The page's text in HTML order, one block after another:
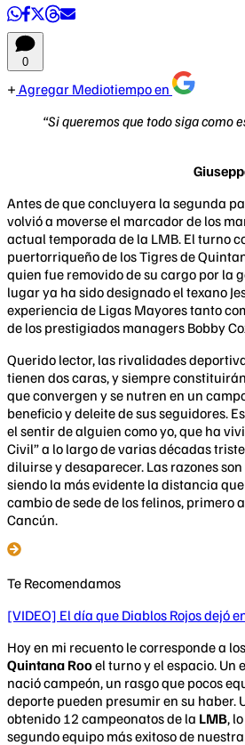
0
Agregar Mediotiempo en
“Si queremos que todo siga como
Antes de que concluyera la segunda
volvió a moverse el marcador de los
actual temporada de la LMB. El turno
puertorriqueño de los Tigres de
quien fue removido de su cargo por la
lugar ya ha sido designado el texano
experiencia de Ligas Mayores tanto
de los prestigiados managers Bobby
Querido lector, las rivalidades
tienen dos caras, y siempre
que convergen y se nutren en un
beneficio y deleite de sus seguidores.
el sentir de alguien como yo, que ha
Civil” a lo largo de varias décadas
diluirse y desaparecer. Las razones
siendo la más evidente la distancia
cambio de sede de los felinos, primero
Cancún.
Te Recomendamos
[VIDEO] El día que Diablos Rojos dejó
Hoy en mi recuento le corresponde a
Quintana Rooel turno y el espacio. Un
nació campeón, un rasgo que pocos
deporte pueden presumir en su haber.
obtenido 12 campeonatos de la LMB,
segundo equipo más exitoso de